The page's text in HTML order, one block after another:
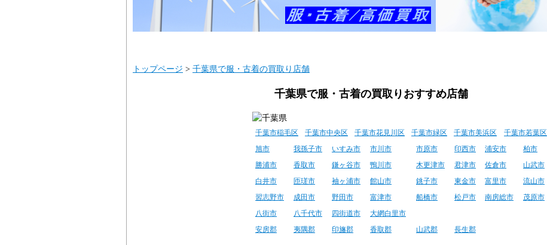
トップページ > 千葉県で服・古着の買取り店舗
千葉県で服・古着の買取りおすすめ店舗
千葉市稲毛区 千葉市中央区 千葉市花見川区 千葉市緑区 千葉市美浜区
千葉市若葉区
旭市
我孫子市 いすみ市 市川市 市原市 印西市 浦安市
柏市
勝浦市
香取市 鎌ヶ谷市 鴨川市 木更津市 君津市 佐倉市
山武市
白井市
匝瑳市 袖ヶ浦市 館山市 銚子市 東金市 富里市
流山市
習志野市
成田市 野田市 富津市 船橋市 松戸市 南房総市
茂原市
八街市
八千代市 四街道市
大網白里市
安房郡
夷隅郡 印旛郡 香取郡 山武郡 長生郡